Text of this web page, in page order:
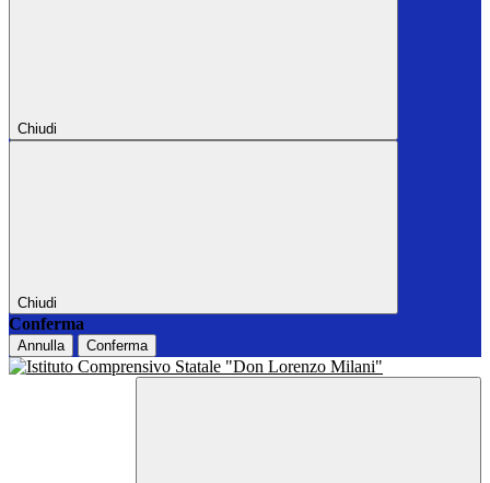
Chiudi
Chiudi
Conferma
Annulla Conferma